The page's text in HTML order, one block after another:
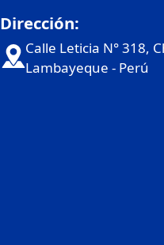
Dirección:
Calle Leticia N° 318,
Lambayeque - Perú